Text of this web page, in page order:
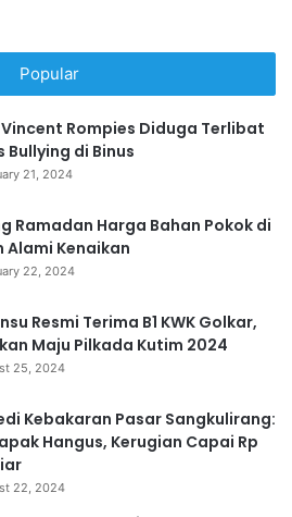
Popular
Rompies Diduga Terlibat
Bullying di Binus
21, 2024
Ramadan Harga Bahan Pokok di
Alami Kenaikan
22, 2024
Resmi Terima B1 KWK Golkar,
Maju Pilkada Kutim 2024
25, 2024
Kebakaran Pasar Sangkulirang:
Hangus, Kerugian Capai Rp
22, 2024